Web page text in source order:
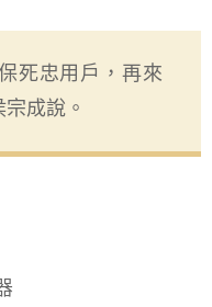
死忠用戶，再來
成說。